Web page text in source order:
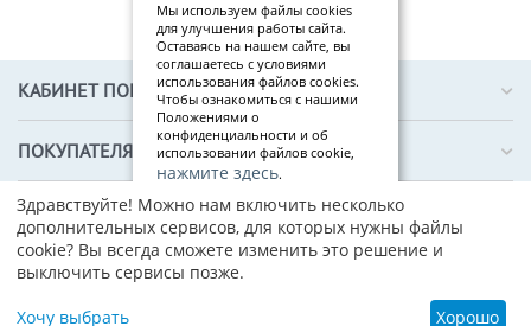
КАБИНЕТ ПОКУПАТЕЛЯ
ПОКУПАТЕЛЯМ
О КОМПАНИИ
© 2019–2026 ТЕХПРОФИ — интернет-магазин электронных
Мы используем файлы cookies
для улучшения работы сайта.
Оставаясь на нашем сайте, вы
соглашаетесь с условиями
использования файлов cookies.
Чтобы ознакомиться с нашими
Положениями о
конфиденциальности и об
использовании файлов cookie,
нажмите здесь.
Я
со
гл
ас
Здравствуйте! Можно нам включить несколько
дополнительных сервисов, для которых нужны файлы
cookie? Вы всегда сможете изменить это решение и
выключить сервисы позже.
Хочу выбрать Хорошо